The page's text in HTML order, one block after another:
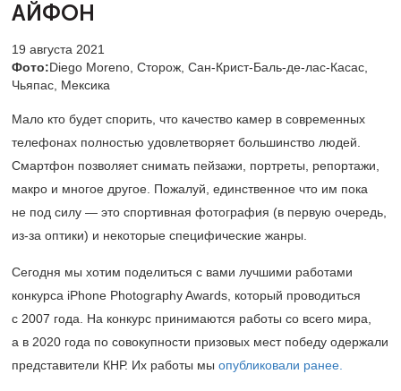
АЙФОН
19 августа 2021
Фото:Diego Moreno, Сторож, Сан-Крист-Баль-де-лас-Касас,
Чьяпас, Мексика
Мало кто будет спорить, что качество камер в современных
телефонах полностью удовлетворяет большинство людей.
Смартфон позволяет снимать пейзажи, портреты, репортажи,
макро и многое другое. Пожалуй, единственное что им пока
не под силу — это спортивная фотография (в первую очередь,
из-за оптики) и некоторые специфические жанры.
Сегодня мы хотим поделиться с вами лучшими работами
конкурса iPhone Photography Awards, который проводиться
с 2007 года. На конкурс принимаются работы со всего мира,
а в 2020 года по совокупности призовых мест победу одержали
представители КНР. Их работы мы опубликовали ранее.